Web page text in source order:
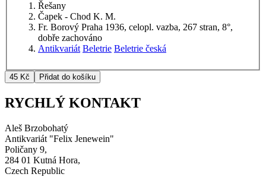
Řešany
Čapek - Chod K. M.
Fr. Borový Praha 1936, celopl. vazba, 267 stran, 8°,
dobře zachováno
Antikvariát Beletrie Beletrie česká
RYCHLÝ KONTAKT
Aleš Brzobohatý
Antikvariát "Felix Jenewein"
Poličany 9,
284 01 Kutná Hora,
Czech Republic